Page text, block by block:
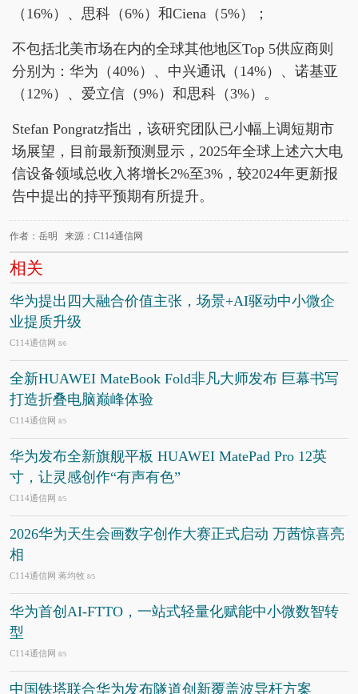
（16%）、思科（6%）和Ciena（5%）；
不包括北美市场在内的全球其他地区Top 5供应商则
分别为：华为（40%）、中兴通讯（14%）、诺基亚
（12%）、爱立信（9%）和思科（3%）。
Stefan Pongratz指出，该研究团队已小幅上调短期市
场展望，目前最新预测显示，2025年全球上述六大电
信设备领域总收入将增长2%至3%，较2024年更新报
告中提出的持平预期有所提升。
作者：岳明 来源：C114通信网
相关
华为提出四大融合价值主张，场景+AI驱动中小微企
业提质升级
C114通信网 8/6
全新HUAWEI MateBook Fold非凡大师发布 巨幕书写
打造折叠电脑巅峰体验
C114通信网 8/5
华为发布全新旗舰平板 HUAWEI MatePad Pro 12英
寸，让灵感创作“有声有色”
C114通信网 8/5
2026华为天生会画数字创作大赛正式启动 万茜惊喜亮
相
C114通信网 蒋均牧 8/5
华为首创AI-FTTO，一站式轻量化赋能中小微数智转
型
C114通信网 8/5
中国铁塔联合华为发布隧道创新覆盖波导杆方案